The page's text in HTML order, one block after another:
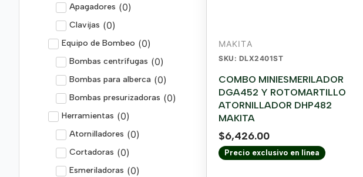
Apagadores (0)
Clavijas (0)
Equipo de Bombeo (0)
Bombas centrífugas (0)
Bombas para alberca (0)
Bombas presurizadoras (0)
Herramientas (0)
Atornilladores (0)
Cortadoras (0)
Esmeriladoras (0)
MAKITA
SKU: DLX2401ST
COMBO MINIESMERILADOR
DGA452 Y ROTOMARTILLO
ATORNILLADOR DHP482
MAKITA
$6,426.00
Precio exclusivo en línea